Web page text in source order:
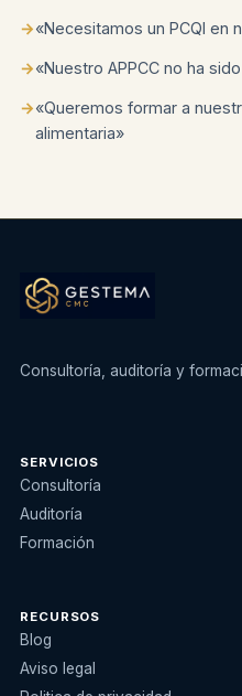
→«Necesitamos un PCQI en
→«Nuestro APPCC no ha
→«Queremos formar a
alimentaria»
Consultoría, auditoría y
SERVICIOS
Consultoría
Auditoría
Formación
RECURSOS
Blog
Aviso legal